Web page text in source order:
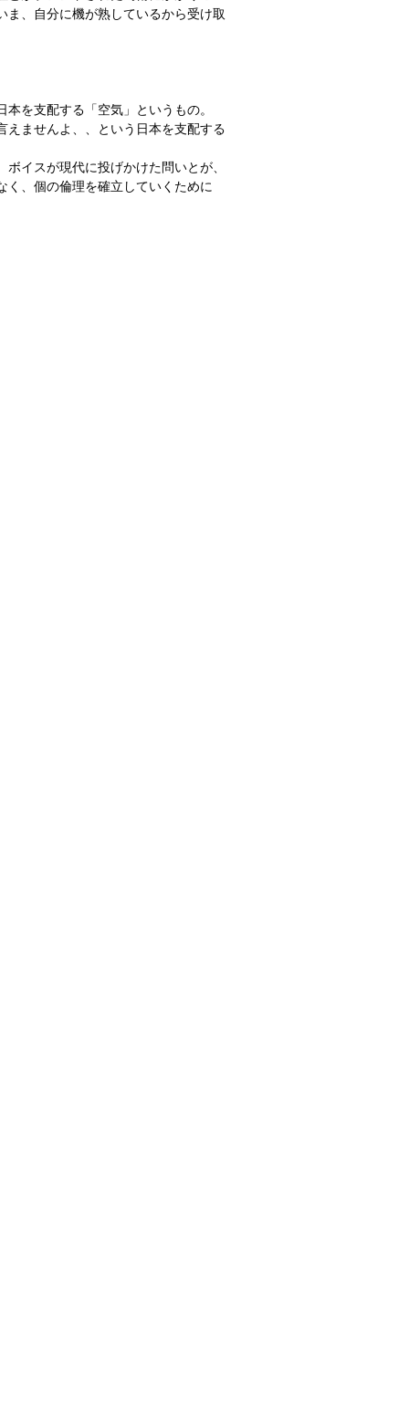
ま、自分に機が熟しているから受け取
を支配する「空気」というもの。
えませんよ、、という日本を支配する
イスが現代に投げかけた問いとが、
く、個の倫理を確立していくために